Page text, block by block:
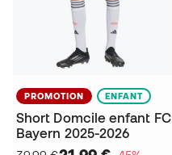
PROMOTION ENFANT
Short Domcile enfant FC
Bayern 2025-2026